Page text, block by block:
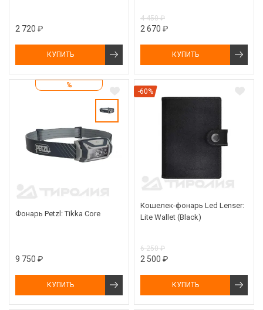
2 720 ₽
КУПИТЬ
4 450 ₽
2 670 ₽
КУПИТЬ
%
Фонарь Petzl: Tikka Core
9 750 ₽
КУПИТЬ
-60%
Кошелек-фонарь Led Lenser:
Lite Wallet (Black)
6 250 ₽
2 500 ₽
КУПИТЬ